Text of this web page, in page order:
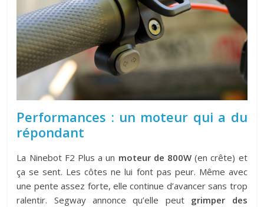
Performances : un moteur qui a du
répondant
La Ninebot F2 Plus a un moteur de 800W(en crête) et
ça se sent. Les côtes ne lui font pas peur. Même avec
une pente assez forte, elle continue d’avancer sans trop
ralentir. Segway annonce qu’elle peut grimper des